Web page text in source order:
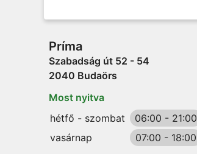
Príma
Szabadság út 52 - 54
2040 Budaörs
Most nyitva
hétfő - szombat
06:00 - 21:00
vasárnap
07:00 - 18:00